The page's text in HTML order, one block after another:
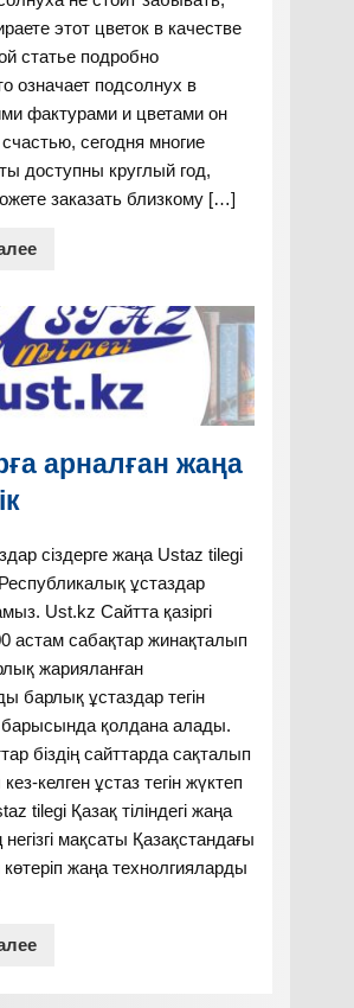
этот цветок в качестве
статье подробно
означает подсолнух в
фактурами и цветами он
сегодня многие
доступны круглый год,
заказать близкому […]
арналған жаңа
сіздерге жаңа Ustaz tilegi
Республикалық ұстаздар
Ust.kz Сайтта қазіргі
астам сабақтар жинақталып
жарияланған
барлық ұстаздар тегін
барысында қолдана алады.
біздің сайттарда сақталып
келген ұстаз тегін жүктеп
tilegi Қазақ тіліндегі жаңа
мақсаты Қазақстандағы
көтеріп жаңа технолгияларды